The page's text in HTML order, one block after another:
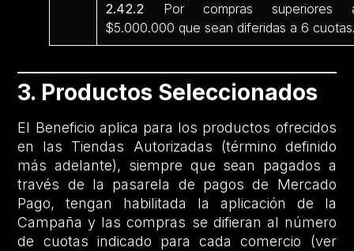
2.42.2 Por compras superiores
$5.000.000 que sean diferidas a 6
3. Productos Seleccionados
El Beneficio aplica para los productos ofrecidos
en las Tiendas Autorizadas (término definido
más adelante), siempre que sean pagados a
través de la pasarela de pagos de Mercado
Pago, tengan habilitada la aplicación de la
Campaña y las compras se difieran al número
de cuotas indicado para cada comercio (ver